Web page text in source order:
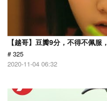
【越哥】豆瓣9分，不得不佩服
# 325
2020-11-04 06:32